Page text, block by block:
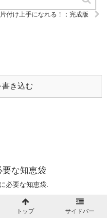
付け上手になれる！：完成版
書き込む
な知恵袋
必要な知恵袋.
トップ サイドバー